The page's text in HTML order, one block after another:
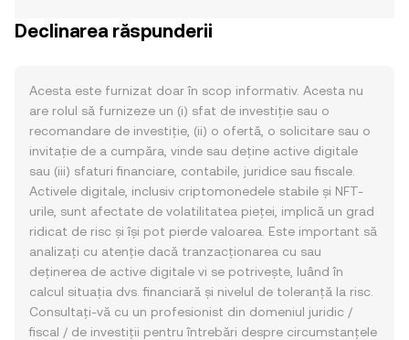
Declinarea răspunderii
Acesta este furnizat doar în scop informativ. Acesta nu
are rolul să furnizeze un (i) sfat de investiție sau o
recomandare de investiție, (ii) o ofertă, o solicitare sau o
invitație de a cumpăra, vinde sau deține active digitale
sau (iii) sfaturi financiare, contabile, juridice sau fiscale.
Activele digitale, inclusiv criptomonedele stabile și NFT-
urile, sunt afectate de volatilitatea pieței, implică un grad
ridicat de risc și își pot pierde valoarea. Este important să
analizați cu atenție dacă tranzacționarea cu sau
deținerea de active digitale vi se potrivește, luând în
calcul situația dvs. financiară și nivelul de toleranță la risc.
Consultați-vă cu un profesionist din domeniul juridic /
fiscal / de investiții pentru întrebări despre circumstanțele